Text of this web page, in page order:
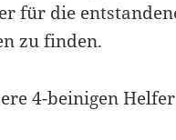
für die
zu finden.
4-beinigen